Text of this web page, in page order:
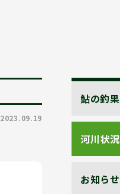
2023.09.19
鮎の釣果
河川状況
お知らせ